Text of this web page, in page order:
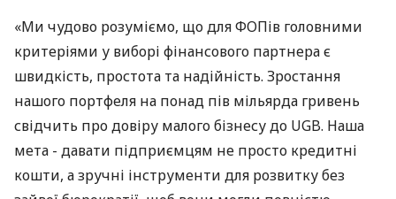
«Ми чудово розуміємо, що для ФОПів головними
критеріями у виборі фінансового партнера є
швидкість, простота та надійність. Зростання
нашого портфеля на понад пів мільярда гривень
свідчить про довіру малого бізнесу до UGB. Наша
мета - давати підприємцям не просто кредитні
кошти, а зручні інструменти для розвитку без